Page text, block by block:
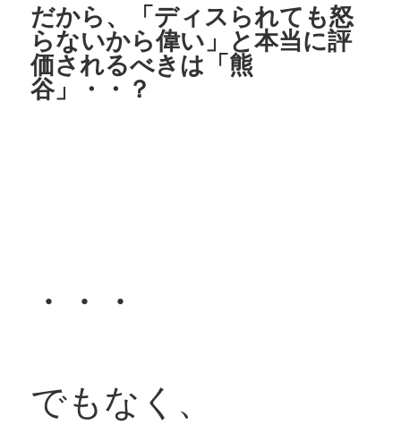
だから、「ディスられても怒
らないから偉い」と本当に評
価されるべきは「熊
谷」・・？
・・・
でもなく、